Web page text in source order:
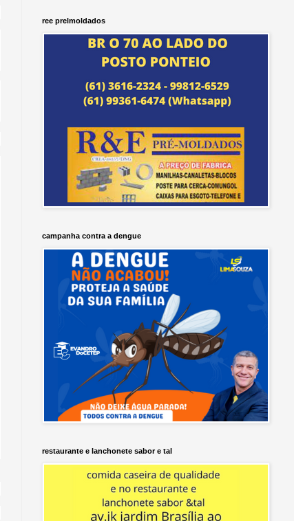
ree prelmoldados
campanha contra a dengue
restaurante e lanchonete sabor e tal